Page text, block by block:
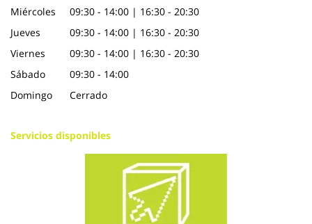
Miércoles
09:30 - 14:00 | 16:30 - 20:30
Jueves
09:30 - 14:00 | 16:30 - 20:30
Viernes
09:30 - 14:00 | 16:30 - 20:30
Sábado
09:30 - 14:00
Domingo
Cerrado
Servicios disponibles